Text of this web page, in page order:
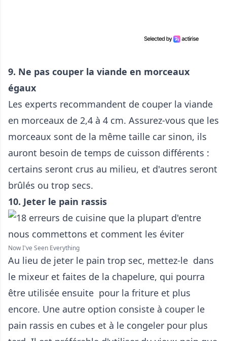
9. Ne pas couper la viande en morceaux
égaux
Les experts recommandent de couper la viande
en morceaux de 2,4 à 4 cm. Assurez-vous que les
morceaux sont de la même taille car sinon, ils
auront besoin de temps de cuisson différents :
certains seront crus au milieu, et d'autres seront
brûlés ou trop secs.
10. Jeter le pain rassis
Now I've Seen Everything
Au lieu de jeter le pain trop sec, mettez-le dans
le mixeur et faites de la chapelure, qui pourra
être utilisée ensuite pour la friture et plus
encore. Une autre option consiste à couper le
pain rassis en cubes et à le congeler pour plus